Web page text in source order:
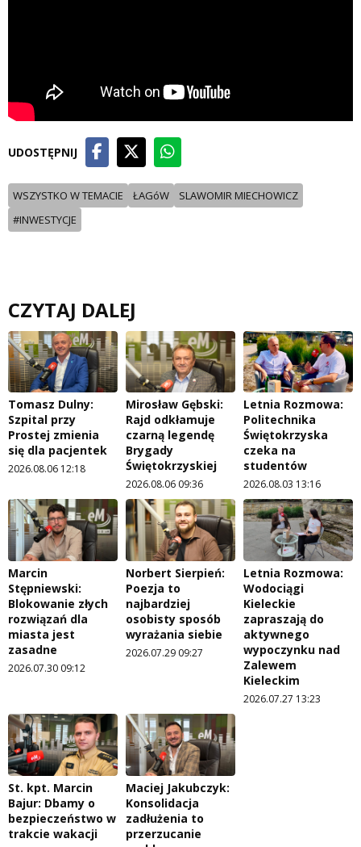
UDOSTĘPNIJ
WSZYSTKO W TEMACIE ŁAGóW
SLAWOMIR MIECHOWICZ
#INWESTYCJE
CZYTAJ DALEJ
Tomasz Dulny:
Szpital przy
Prostej zmienia
się dla pacjentek
2026.08.06 12:18
Mirosław Gębski:
Rajd odkłamuje
czarną legendę
Brygady
Świętokrzyskiej
2026.08.06 09:36
Letnia Rozmowa:
Politechnika
Świętokrzyska
czeka na
studentów
2026.08.03 13:16
Marcin
Stępniewski:
Blokowanie złych
rozwiązań dla
miasta jest
zasadne
2026.07.30 09:12
Norbert Sierpień:
Poezja to
najbardziej
osobisty sposób
wyrażania siebie
2026.07.29 09:27
Letnia Rozmowa:
Wodociągi
Kieleckie
zapraszają do
aktywnego
wypoczynku nad
Zalewem
Kieleckim
2026.07.27 13:23
St. kpt. Marcin
Bajur: Dbamy o
bezpieczeństwo w
trakcie wakacji
Maciej Jakubczyk:
Konsolidacja
zadłużenia to
przerzucanie